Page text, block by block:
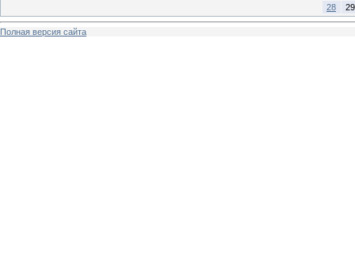
28
29
Полная версия сайта